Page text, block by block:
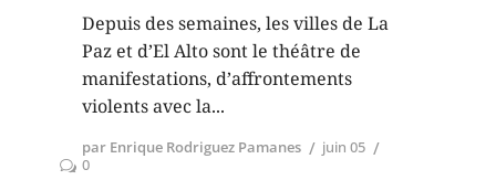
Depuis des semaines, les villes de La
Paz et d’El Alto sont le théâtre de
manifestations, d’affrontements
violents avec la
par Enrique Rodriguez Pamanes
juin 05
0